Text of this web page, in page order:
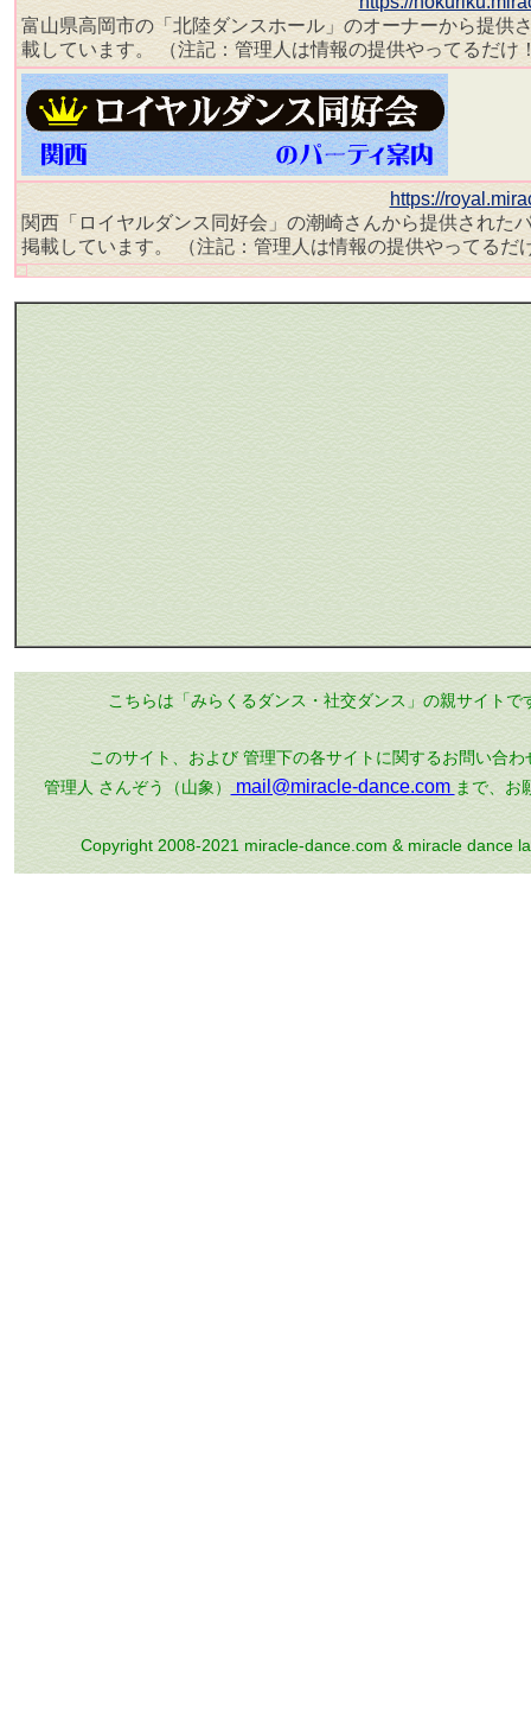
富山県高岡市の「北陸ダンスホール」のオーナーから提供
載しています。 （注記：管理人は情報の提供やってるだけ
https://
関西「ロイヤルダンス同好会」の潮崎さんから提供された
掲載しています。 （注記：管理人は情報の提供やってるだ
こちらは「みらくるダンス・社交ダンス」の親サイトで
このサイト、および 管理下の各サイトに関するお問い合わ
管理人 さんぞう（山象）
mail@miracle-dance.com まで、お
Copyright 2008-2021 miracle-dance.com & miracle dance